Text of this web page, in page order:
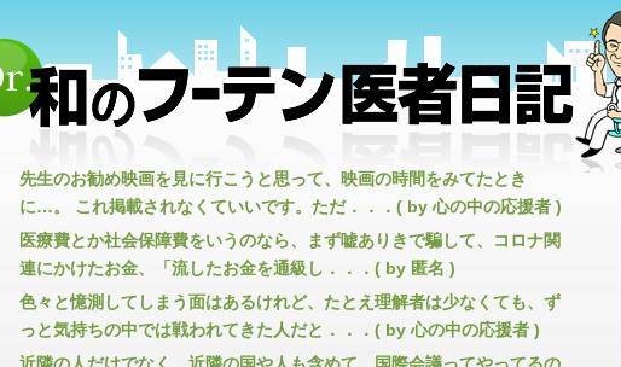
先生のお勧め映画を見に行こうと思って、映画の時間をみてたとき
に…。 これ掲載されなくていいです。ただ．．．( by 心の中の応援者 )
医療費とか社会保障費をいうのなら、まず嘘ありきで騙して、コロナ関
連にかけたお金、「流したお金を通級し．．．( by 匿名 )
色々と憶測してしまう面はあるけれど、たとえ理解者は少なくても、ず
っと気持ちの中では戦われてきた人だと．．．( by 心の中の応援者 )